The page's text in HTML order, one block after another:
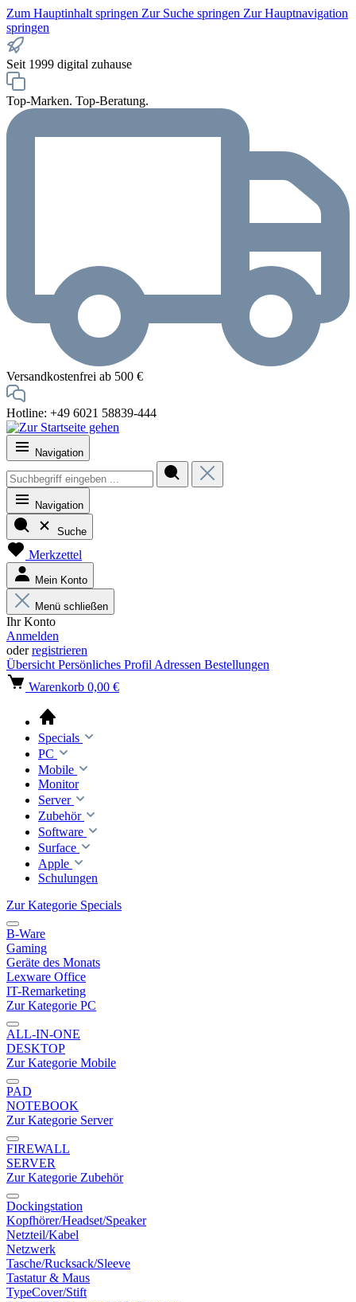
Zum Hauptinhalt springen Zur Suche springen Zur Hauptnavigation
springen
Seit 1999 digital zuhause
Top-Marken. Top-Beratung.
Versandkostenfrei ab 500 €
Hotline: +49 6021 58839-444
Navigation
Navigation
Suche
Merkzettel
Mein Konto
Menü schließen
Ihr Konto
Anmelden
oderregistrieren
Übersicht Persönliches Profil Adressen Bestellungen
Warenkorb 0,00 €
Specials
PC
Mobile
Monitor
Server
Zubehör
Software
Surface
Apple
Schulungen
Zur Kategorie Specials
B-Ware
Gaming
Geräte des Monats
Lexware Office
IT-Remarketing
Zur Kategorie PC
ALL-IN-ONE
DESKTOP
Zur Kategorie Mobile
PAD
NOTEBOOK
Zur Kategorie Server
FIREWALL
SERVER
Zur Kategorie Zubehör
Dockingstation
Kopfhörer/Headset/Speaker
Netzteil/Kabel
Netzwerk
Tasche/Rucksack/Sleeve
Tastatur & Maus
TypeCover/Stift